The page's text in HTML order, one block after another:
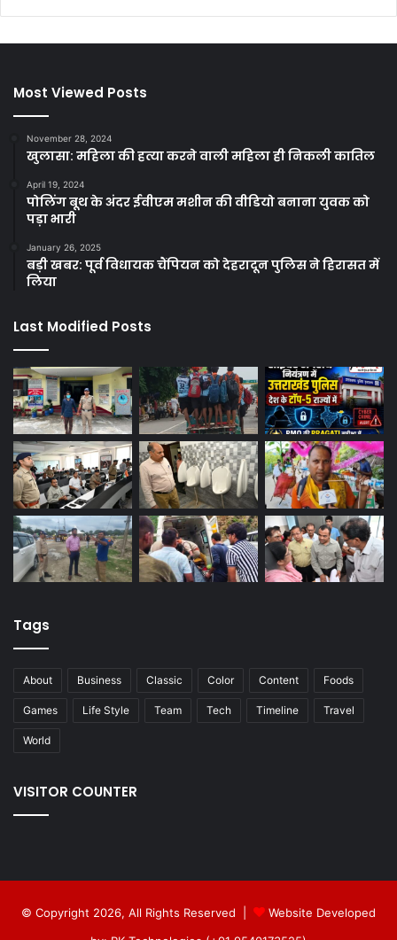
Most Viewed Posts
November 28, 2024
खुलासा: महिला की हत्या करने वाली महिला ही निकली कातिल
April 19, 2024
पोलिंग बूथ के अंदर ईवीएम मशीन की वीडियो बनाना युवक को
पड़ा भारी
January 26, 2025
बड़ी खबर: पूर्व विधायक चैंपियन को देहरादून पुलिस ने हिरासत में
लिया
Last Modified Posts
Tags
About Business Classic Color Content Foods
Games Life Style Team Tech Timeline Travel
World
VISITOR COUNTER
© Copyright 2026, All Rights Reserved |
Website Developed